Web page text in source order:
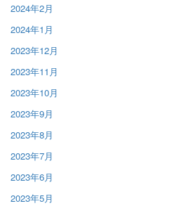
2024年2月
2024年1月
2023年12月
2023年11月
2023年10月
2023年9月
2023年8月
2023年7月
2023年6月
2023年5月